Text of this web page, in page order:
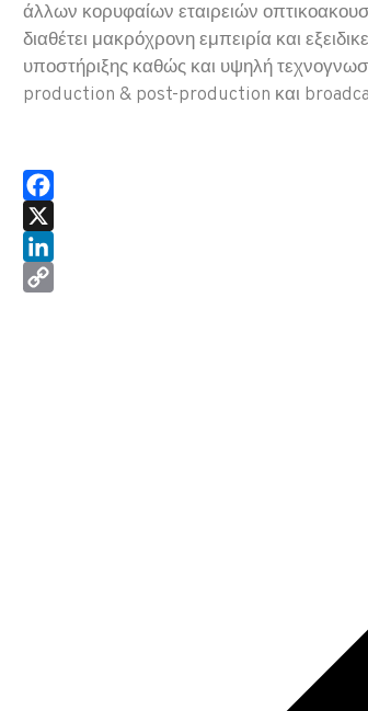
άλλων κορυφαίων εταιρειών
διαθέτει μακρόχρονη εμπειρία και
υποστήριξης καθώς και υψηλή
production & post-production και
Facebook
X
LinkedIn